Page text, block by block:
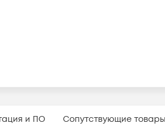
и ПО Сопутствующие товары